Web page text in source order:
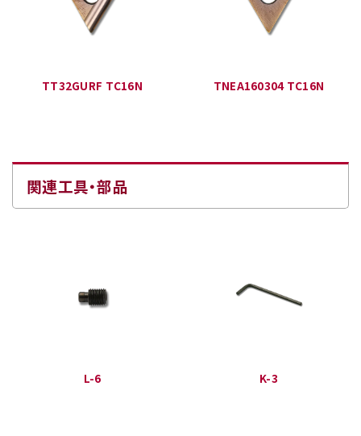
TT32GURF TC16N TNEA160304 TC16N
関連工具・部品
L-6 K-3